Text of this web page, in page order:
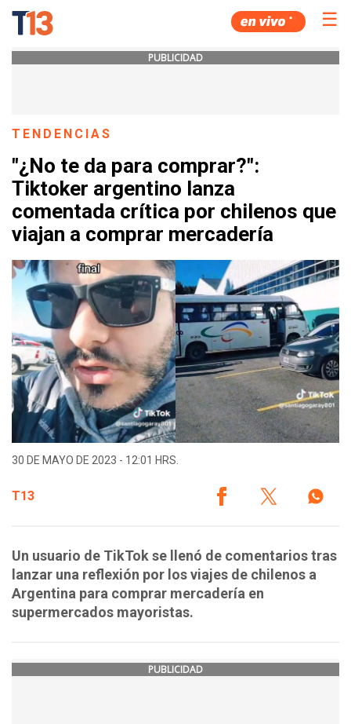
☰
PUBLICIDAD
TENDENCIAS
"¿No te da para comprar?":
Tiktoker argentino lanza
comentada crítica por chilenos que
viajan a comprar mercadería
30 DE MAYO DE 2023 - 12:01 HRS.
T13
Un usuario de TikTok se llenó de comentarios tras
lanzar una reflexión por los viajes de chilenos a
Argentina para comprar mercadería en
supermercados mayoristas.
PUBLICIDAD